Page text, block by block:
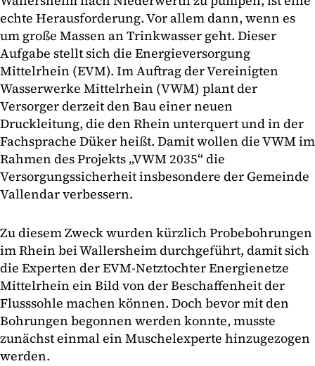
echte Herausforderung. Vor allem dann, wenn es
um große Massen an Trinkwasser geht. Dieser
Aufgabe stellt sich die Energieversorgung
Mittelrhein (EVM). Im Auftrag der Vereinigten
Wasserwerke Mittelrhein (VWM) plant der
Versorger derzeit den Bau einer neuen
Druckleitung, die den Rhein unterquert und in der
Fachsprache Düker heißt. Damit wollen die VWM im
Rahmen des Projekts „VWM 2035“ die
Versorgungssicherheit insbesondere der Gemeinde
Vallendar verbessern.
Zu diesem Zweck wurden kürzlich Probebohrungen
im Rhein bei Wallersheim durchgeführt, damit sich
die Experten der EVM-Netztochter Energienetze
Mittelrhein ein Bild von der Beschaffenheit der
Flusssohle machen können. Doch bevor mit den
Bohrungen begonnen werden konnte, musste
zunächst einmal ein Muschelexperte hinzugezogen
werden.